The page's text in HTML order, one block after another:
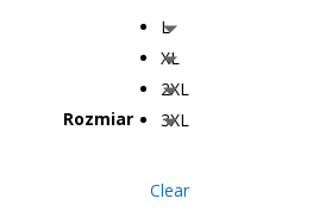
Rozmiar
L
XL
2XL
3XL
Clear